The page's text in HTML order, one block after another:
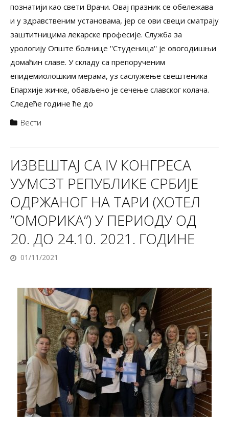
познатији као свети Врачи. Овај празник се обележава
и у здравственим установама, јер се ови свеци сматрају
заштитницима лекарске професије. Служба за
урологију Опште болнице ''Студеница'' је овогодишњи
домаћин славе. У складу са препорученим
епидемиолошким мерама, уз саслужење свештеника
Епархије жичке, обављено је сечење славског колача.
Следеће године ће до
Вести
ИЗВЕШТАЈ СА IV КОНГРЕСА
УУМСЗТ РЕПУБЛИКЕ СРБИЈЕ
ОДРЖАНОГ НА ТАРИ (ХОТЕЛ
”ОМОРИКА”) У ПЕРИОДУ ОД
20. ДО 24.10. 2021. ГОДИНЕ
01/11/2021